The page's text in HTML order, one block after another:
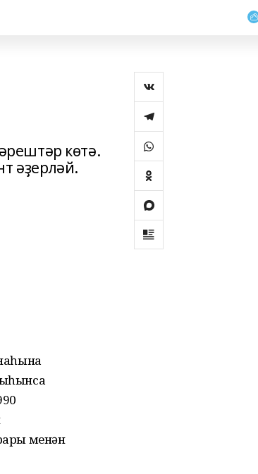
көтә.
әҙерләй.
менән